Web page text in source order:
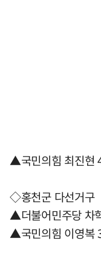
▲국민의힘 최진현
◇홍천군 다선거구
▲더불어민주당 차
▲국민의힘 이영복